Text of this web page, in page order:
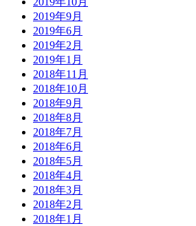
2019年9月
2019年6月
2019年2月
2019年1月
2018年11月
2018年10月
2018年9月
2018年8月
2018年7月
2018年6月
2018年5月
2018年4月
2018年3月
2018年2月
2018年1月